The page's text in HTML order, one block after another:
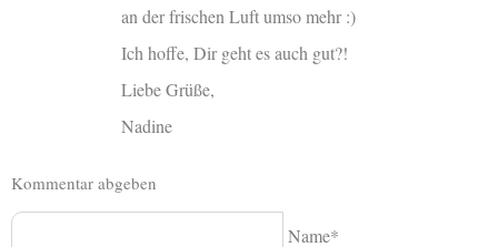
an der frischen Luft umso mehr :)
Ich hoffe, Dir geht es auch gut?!
Liebe Grüße,
Nadine
Kommentar abgeben
Name*